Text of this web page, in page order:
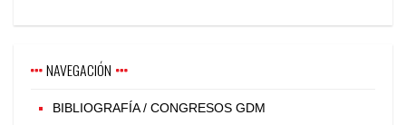
NAVEGACIÓN
BIBLIOGRAFÍA / CONGRESOS GDM